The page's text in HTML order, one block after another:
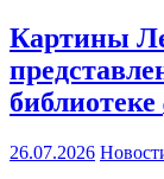
Картины
библиотеке
26.07.2026